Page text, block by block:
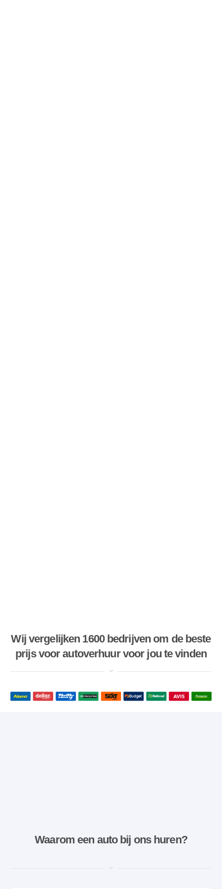
Wij vergelijken 1600 bedrijven om de beste
prijs voor autoverhuur voor jou te vinden
Waarom een ​​auto bij ons huren?